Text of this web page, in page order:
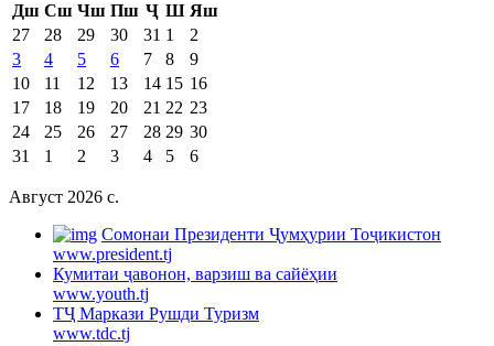
Дш Сш Чш Пш Ҷ Ш Яш
27
28 29 30 31 1
2
3
4 5 6 7 8
9
10
11 12 13 14 15 16
17
18 19 20 21 22 23
24
25 26 27 28 29 30
31
1 2 3 4 5 6
Август 2026 c.
Cомонаи Президенти Ҷумҳурии Тоҷикистон
www.president.tj
Кумитаи ҷавонон, варзиш ва сайёҳии
www.youth.tj
ТҶ Маркази Рушди Туризм
www.tdc.tj